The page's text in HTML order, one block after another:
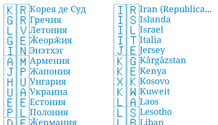
🇰🇷Корея де Суд
🇬🇷Гречия
🇱🇻Летония
🇬🇪Ӂеорӂия
🇮🇳Энэтхэг
🇦🇲Армения
🇯🇵Жапония
🇭🇺Унгария
🇺🇦Украина
🇪🇪Естония
🇵🇱Полония
Ӂермания
🇮🇷Iran (Republica
islamică)
🇮🇸Islanda
🇮🇱Israel
🇮🇹Italia
🇯🇪Jersey
🇰🇬Kârgâzstan
🇰🇪Kenya
🇽🇰Kosovo
🇰🇼Kuweit
🇱🇦Laos
🇱🇸Lesotho
Liban